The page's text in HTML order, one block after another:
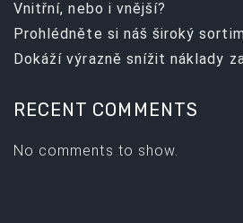
Vnitřní, nebo i vnější?
Prohlédněte si náš široký
Dokáží výrazně snížit náklady
RECENT COMMENTS
No comments to show.